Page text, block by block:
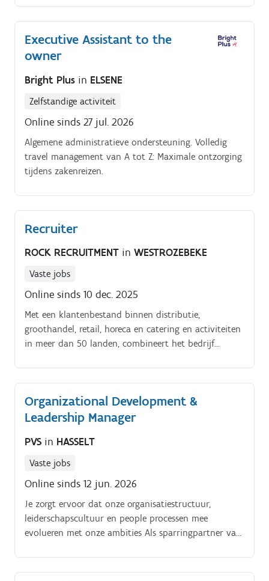
logistieke omgeving.
Executive Assistant to the
owner
Bright Plus in ELSENE
Zelfstandige activiteit
Online sinds 27 jul. 2026
Algemene administratieve ondersteuning. Volledig
travel management van A tot Z: Maximale ontzorging
tijdens zakenreizen.
Recruiter
ROCK RECRUITMENT in WESTROZEBEKE
Vaste jobs
Online sinds 10 dec. 2025
Met een klantenbestand binnen distributie,
groothandel, retail, horeca en catering en activiteiten
in meer dan 50 landen, combineert het bedrijf
dagelijks mee aan een organisatie waarin
verantwoordelijkheid, vakkennis en gezond verstand
centraal staan. De communicatielijnen zijn kort,
gewaardeerd.
Organizational Development &
Leadership Manager
PVS in HASSELT
Vaste jobs
Online sinds 12 jun. 2026
Je zorgt ervoor dat onze organisatiestructuur,
leiderschapscultuur en people processen mee
evolueren met onze ambities Als sparringpartner van
structuur aan en begeleid je verandertrajecten die
een directe impact hebben op de werking en